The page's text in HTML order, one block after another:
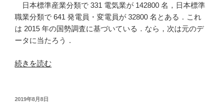
す
る”
の
日本標準産業分類で 331 電気業が 142800 名，日本標準
職業分類で 641 発電員・変電員が 32800 名とある．これ
は 2015 年の国勢調査に基づいている．なら，次は元のデ
ータに当たろう．
“国
査
続きを読む
投
2019年8月8日